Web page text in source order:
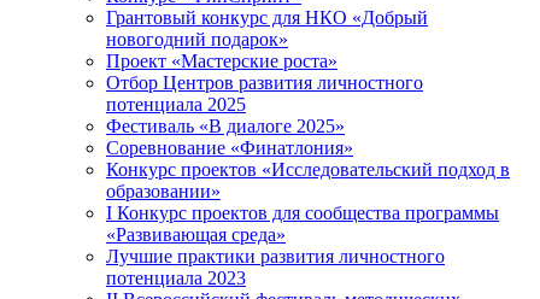
Грантовый конкурс для НКО «Добрый
новогодний подарок»
Проект «Мастерские роста»
Отбор Центров развития личностного
потенциала 2025
Фестиваль «В диалоге 2025»
Соревнование «Финатлония»
Конкурс проектов «Исследовательский подход в
образовании»
I Конкурс проектов для сообщества программы
«Развивающая среда»
Лучшие практики развития личностного
потенциала 2023